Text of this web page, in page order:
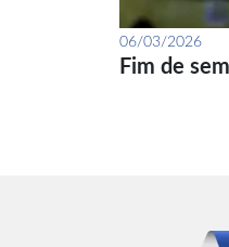
06/03/2026
Fim de